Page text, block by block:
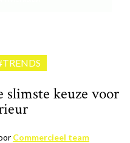
slimste keuze voor
Commercieel team